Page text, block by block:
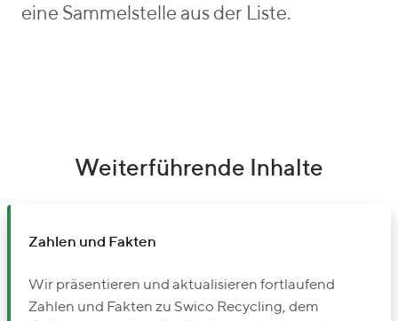
eine Sammelstelle aus der Liste.
Weiterführende Inhalte
Zahlen und Fakten
Wir präsentieren und aktualisieren fortlaufend
Zahlen und Fakten zu Swico Recycling, dem